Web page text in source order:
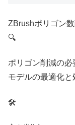
ZBrushポリゴン
🔍
ポリゴン削減の必
モデルの最適化
🛠️